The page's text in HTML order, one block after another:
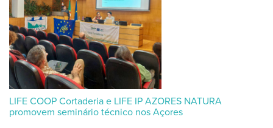
LIFE COOP Cortaderia e LIFE IP AZORES NATURA
promovem seminário técnico nos Açores